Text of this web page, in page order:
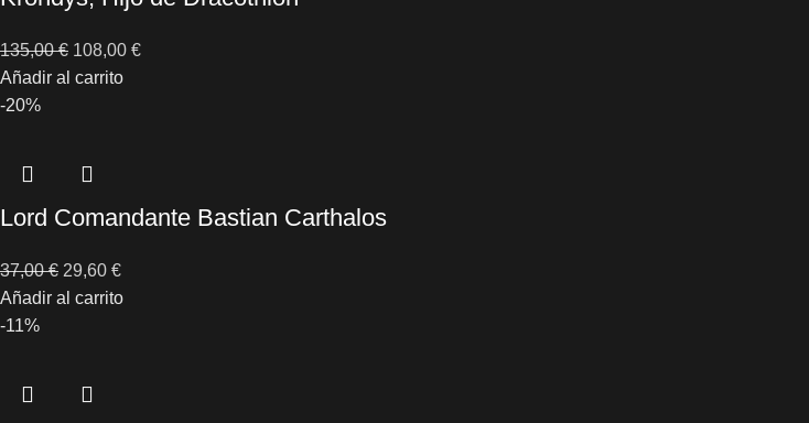
135,00€ 108,00 €
Añadir al carrito
-20%
Lord Comandante Bastian Carthalos
37,00€ 29,60 €
Añadir al carrito
-11%